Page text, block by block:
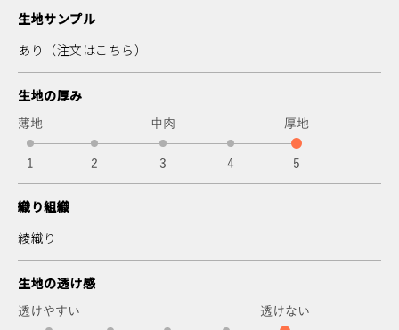
生地サンプル
あり
（注文はこちら）
生地の厚み
織り組織
綾織り
生地の透け感